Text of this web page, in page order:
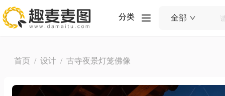
分类 全部
首页 / 设计 / 古寺夜景灯笼佛像